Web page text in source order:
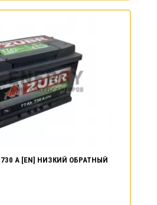
730 А [EN] НИЗКИЙ ОБРАТНЫЙ